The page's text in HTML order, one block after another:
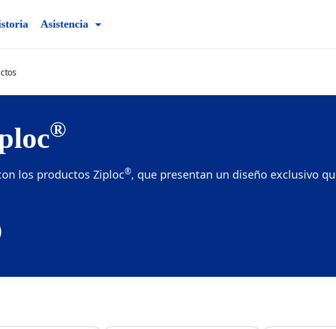
Asistencia
®
los productos Ziploc®, que presentan un diseño exclusivo